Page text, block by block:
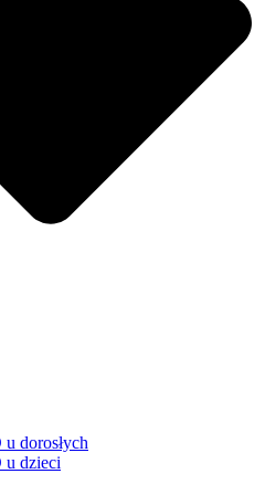
dorosłych
dzieci